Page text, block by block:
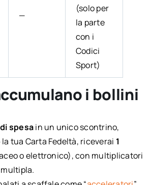
—
(solo per
la parte
con i
Codici
Sport)
i bollini
spesain un unico scontrino,
tua Carta Fedeltà, riceverai 1
o elettronico), con multiplicatori
multipla.